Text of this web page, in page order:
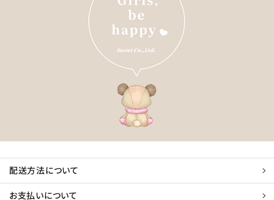
配送方法について
お支払いについて